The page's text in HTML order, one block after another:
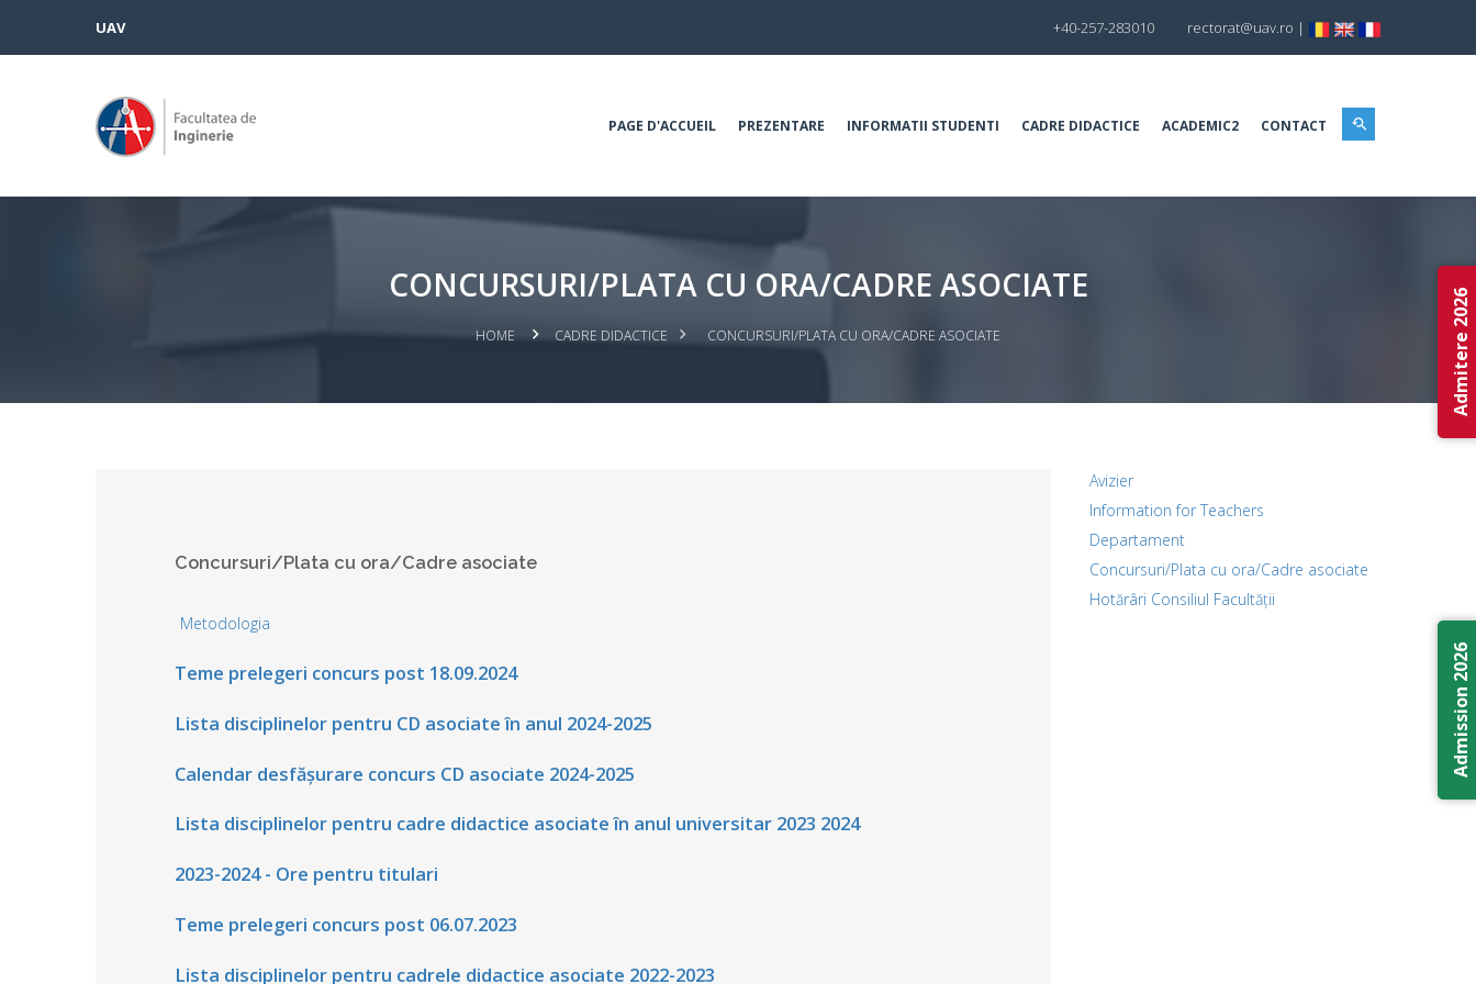
UAV +40-257-283010 rectorat@uav.ro |
PAGE D'ACCUEIL PREZENTARE INFORMATII STUDENTI CADRE DIDACTICE ACADEMIC2 CONTACT
CONCURSURI/PLATA CU ORA/CADRE ASOCIATE
HOME CADRE DIDACTICE CONCURSURI/PLATA CU ORA/CADRE ASOCIATE
Concursuri/Plata cu ora/Cadre asociate
Metodologia
Teme prelegeri concurs post 18.09.2024
Lista disciplinelor pentru CD asociate în anul 2024-2025
Calendar desfășurare concurs CD asociate 2024-2025
Lista disciplinelor pentru cadre didactice asociate în anul universitar 2023 2024
2023-2024 - Ore pentru titulari
Teme prelegeri concurs post 06.07.2023
Lista disciplinelor pentru cadrele didactice asociate 2022-2023
Avizier
Information for Teachers
Departament
Concursuri/Plata cu ora/Cadre asociate
Hotărâri Consiliul Facultății
Admitere 2026
Admission 2026